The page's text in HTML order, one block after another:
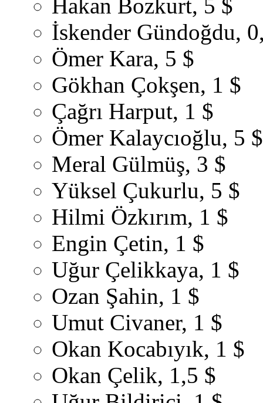
Hakan Bozkurt, 5 $
İskender Gündoğdu,
Ömer Kara, 5 $
Gökhan Çokşen, 1 $
Çağrı Harput, 1 $
Ömer Kalaycıoğlu, 5 $
Meral Gülmüş, 3 $
Yüksel Çukurlu, 5 $
Hilmi Özkırım, 1 $
Engin Çetin, 1 $
Uğur Çelikkaya, 1 $
Ozan Şahin, 1 $
Umut Civaner, 1 $
Okan Kocabıyık, 1 $
Okan Çelik, 1,5 $